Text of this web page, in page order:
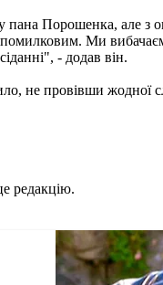
Порошенка, але
Ми
- додав він.
не провівши жодної
редакцію.